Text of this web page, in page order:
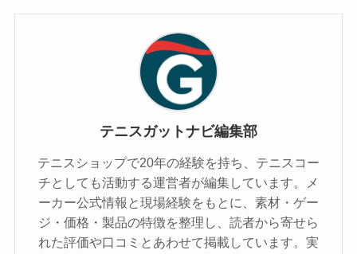
テニスガットナビ編集部
テニスショップで20年の経験を持ち、テニスコー
チとしても活動する運営者が編集しています。メ
ーカー公式情報と現場経験をもとに、素材・ゲー
ジ・価格・製品の特徴を整理し、読者から寄せら
れた評価や口コミとあわせて掲載しています。実